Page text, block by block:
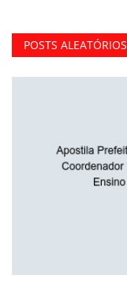
POSTS ALEATÓRIOS